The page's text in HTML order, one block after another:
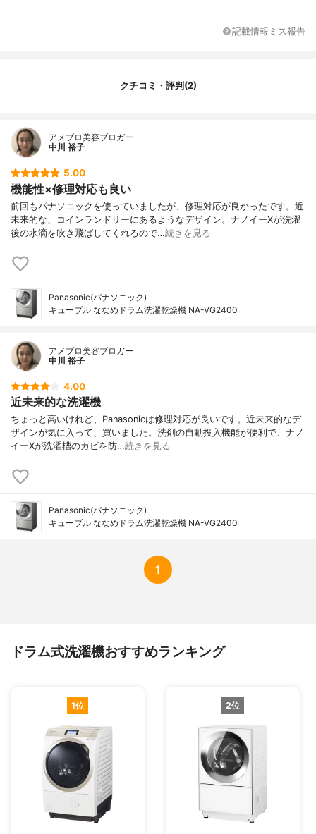
格洗濯時)
運転音(洗濯(洗い)時)
運転音(脱水時)
運転音(乾燥時)
約46dB
カラー
シルバー
カラーバリエーション
記載情報ミス報告
クチコミ・評判(2)
アメブロ美容ブロガー
中川 裕子
5.00
機能性×修理対応も良い
前回もパナソニックを使っていましたが、修理対応が良かったです。近
未来的な、コインランドリーにあるようなデザイン。ナノイーXが洗濯
後の水滴を吹き飛ばしてくれるので…続きを見る
Panasonic(パナソニック)
キューブル ななめドラム洗濯乾燥機 NA-VG2400
アメブロ美容ブロガー
中川 裕子
4.00
近未来的な洗濯機
ちょっと高いけれど、Panasonicは修理対応が良いです。近未来的なデ
ザインが気に入って、買いました。洗剤の自動投入機能が便利で、ナノ
イーXが洗濯槽のカビを防…続きを見る
Panasonic(パナソニック)
キューブル ななめドラム洗濯乾燥機 NA-VG2400
1
ドラム式洗濯機おすすめランキング
1位 2位